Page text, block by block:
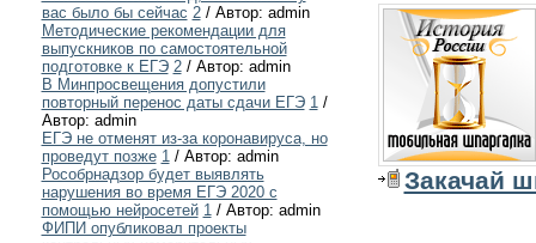
вас было бы сейчас 2/ Автор: admin
Методические рекомендации для
выпускников по самостоятельной
подготовке к ЕГЭ 2/ Автор: admin
В Минпросвещения допустили
повторный перенос даты сдачи ЕГЭ 1/
Автор: admin
ЕГЭ не отменят из-за коронавируса, но
проведут позже 1/ Автор: admin
Рособрнадзор будет выявлять
нарушения во время ЕГЭ 2020 с
помощью нейросетей 1/ Автор: admin
ФИПИ опубликовал проекты
Закачай